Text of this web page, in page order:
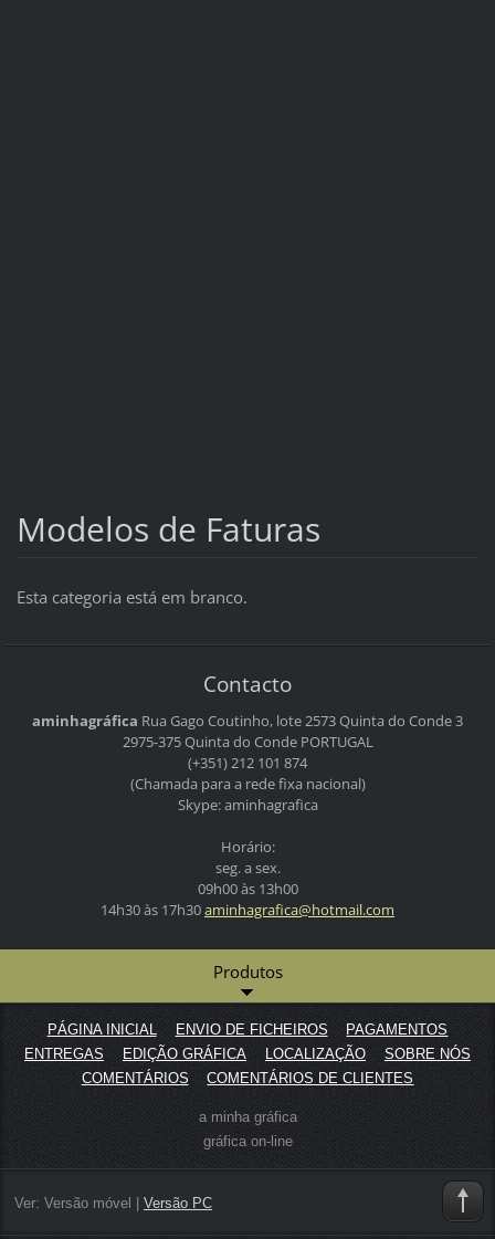
Modelos de Faturas
Esta categoria está em branco.
Contacto
aminhagráfica Rua Gago Coutinho, lote 2573Quinta do Conde 3
2975-375 Quinta do CondePORTUGAL
(+351) 212 101 874
(Chamada para a rede fixa nacional)
Skype: aminhagrafica
Horário:
seg. a sex.
09h00 às 13h00
14h30 às 17h30aminhagrafica@hotmail.com
Produtos
PÁGINA INICIAL ENVIO DE FICHEIROS
PAGAMENTOS
ENTREGAS
EDIÇÃO GRÁFICA LOCALIZAÇÃO
SOBRE NÓS
COMENTÁRIOS
COMENTÁRIOS DE CLIENTES
a minha gráfica
gráfica on-line
Ver: Versão móvel | Versão PC